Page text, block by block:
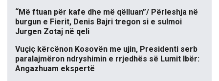
“Më ftuan për kafe dhe më qëlluan”/ Përleshja në
burgun e Fierit, Denis Bajri tregon si e sulmoi
Jurgen Zotaj në qeli
Vuçiç kërcënon Kosovën me ujin, Presidenti serb
paralajmëron ndryshimin e rrjedhës së Lumit Ibër:
Angazhuam ekspertë